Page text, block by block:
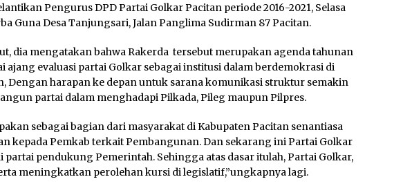
Pengurus DPD Partai Golkar Pacitan periode 2016-2021, Selasa
Guna Desa Tanjungsari, Jalan Panglima Sudirman 87 Pacitan.
dia mengatakan bahwa Rakerda tersebut merupakan agenda tahunan
ajang evaluasi partai Golkar sebagai institusi dalam berdemokrasi di
Dengan harapan ke depan untuk sarana komunikasi struktur semakin
partai dalam menghadapi Pilkada, Pileg maupun Pilpres.
sebagai bagian dari masyarakat di Kabupaten Pacitan senantiasa
kepada Pemkab terkait Pembangunan. Dan sekarang ini Partai Golkar
partai pendukung Pemerintah. Sehingga atas dasar itulah, Partai Golkar,
meningkatkan perolehan kursi di legislatif,”ungkapnya lagi.